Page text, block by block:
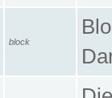
block